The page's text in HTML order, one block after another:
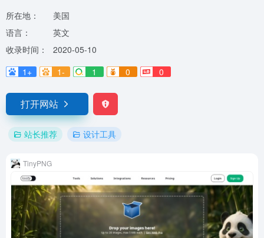
所在地：
美国
语言：
英文
收录时间：
2020-05-10
1+
1- 1 0 0
打开网站
站长推荐 设计工具
TinyPNG